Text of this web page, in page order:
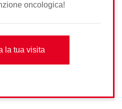
oncologica!
la tua visita